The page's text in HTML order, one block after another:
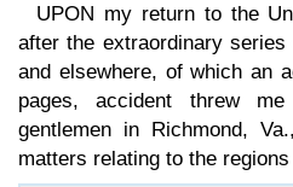
UPON my return to the
after the extraordinary
and elsewhere, of which an
pages, accident threw
gentlemen in Richmond,
matters relating to the